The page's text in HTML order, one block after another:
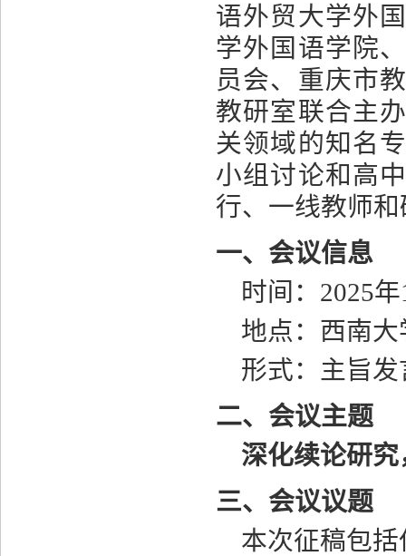
语外贸大学外
学外国语学院
员会、重庆市
教研室联合主
关领域的知名
小组讨论和高
行、一线教师和
一、会议信息
时间： 2025年
地点：西南
形式：主旨
二、会议主题
深化续论研
三、会议议题
本次征稿包